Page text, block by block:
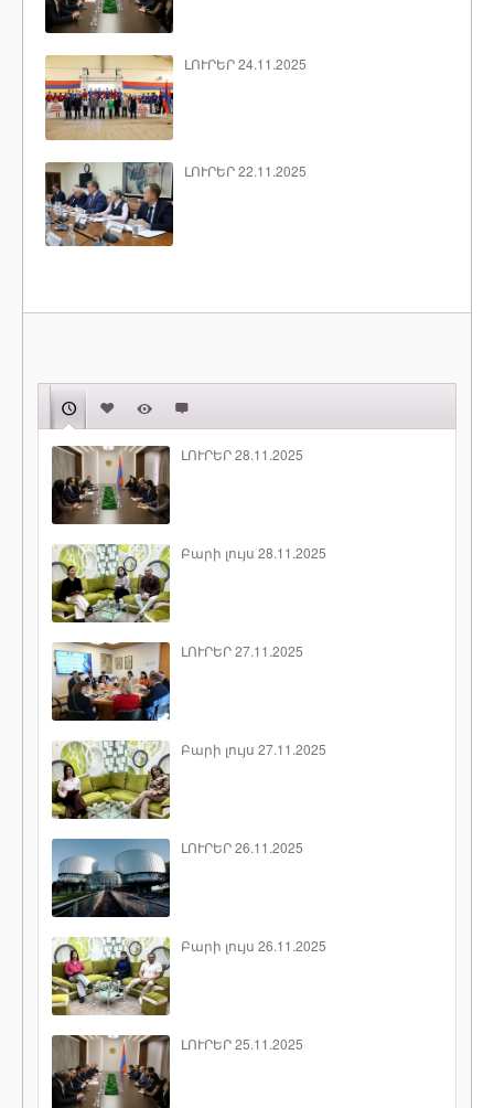
ԼՈՒՐԵՐ 24.11.2025
ԼՈՒՐԵՐ 22.11.2025
ԼՈՒՐԵՐ 28.11.2025
Բարի լույս 28.11.2025
ԼՈՒՐԵՐ 27.11.2025
Բարի լույս 27.11.2025
ԼՈՒՐԵՐ 26.11.2025
Բարի լույս 26.11.2025
ԼՈՒՐԵՐ 25.11.2025